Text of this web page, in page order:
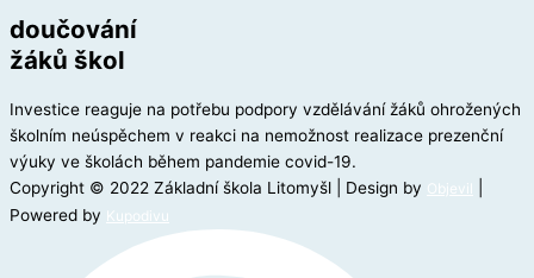
doučování
žáků škol
Investice reaguje na potřebu podpory vzdělávání žáků ohrožených
školním neúspěchem v reakci na nemožnost realizace prezenční
výuky ve školách během pandemie covid-19.
Copyright © 2022 Základní škola Litomyšl | Design by Objevil
Powered by Kupodivu